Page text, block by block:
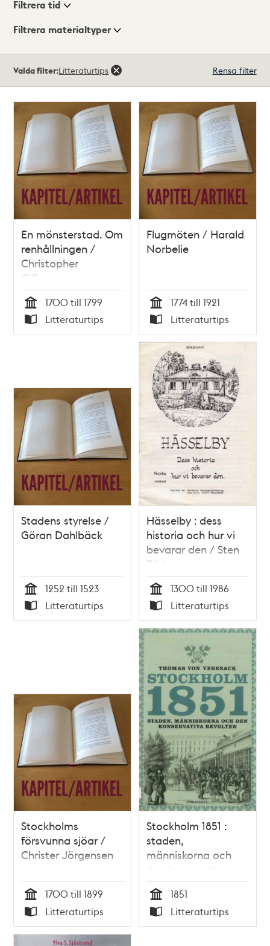
Visningsläge
Filtrera tid
Filtrera materialtyper
träffar
Valda filter:Litteraturtips Rensa filter
En mönsterstad. Om
renhållningen /
Christopher
O'Regan
Tid
1700 till 1799
Typ
Litteraturtips
Flugmöten / Harald
Norbelie
Tid
1774 till 1921
Typ
Litteraturtips
Stadens styrelse /
Göran Dahlbäck
Tid
1252 till 1523
Typ
Litteraturtips
Hässelby : dess
historia och hur vi
bevarar den / Sten
Börjesson
Tid
1300 till 1986
Typ
Litteraturtips
Stockholms
försvunna sjöar /
Christer Jörgensen
Tid
1700 till 1899
Typ
Litteraturtips
Stockholm 1851 :
staden,
människorna och
den konservativa
revolten / Thomas
von Vegesack
Tid
1851
Typ
Litteraturtips